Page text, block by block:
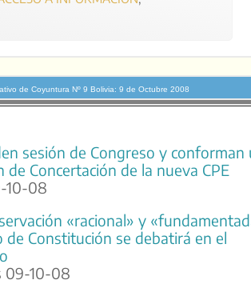
de Coyuntura Nº 9 Bolivia: 9 de Octubre 2008
sesión de Congreso y conforman
de Concertación de la nueva CPE
10-08
«racional» y
de Constitución se debatirá en el
09-10-08